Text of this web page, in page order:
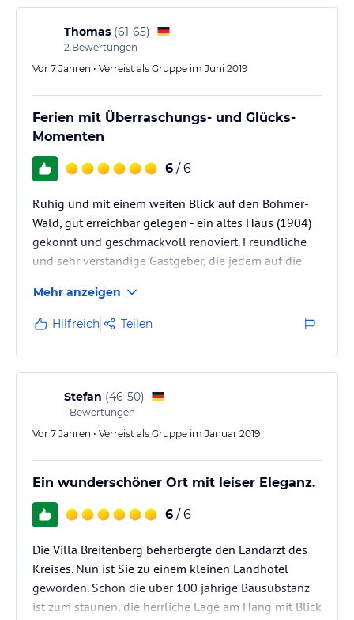
Der weitläufige Garten mit seinen zahlreichen
Sitzplätzen und dem atemberaubenden Weitblick auf
die Ausläufer des…
Thomas (61-65)
2 Bewertungen
Vor 7 Jahren • Verreist als Gruppe im Juni 2019
Ferien mit Überraschungs- und Glücks-
Momenten
6 / 6
Ruhig und mit einem weiten Blick auf den Böhmer-
Wald, gut erreichbar gelegen - ein altes Haus (1904)
gekonnt und geschmackvoll renoviert. Freundliche
und sehr verständige Gastgeber, die jedem auf die
vermitteln
Mehr anzeigen
Hilfreich Teilen
Stefan (46-50)
1 Bewertungen
Vor 7 Jahren • Verreist als Gruppe im Januar 2019
Ein wunderschöner Ort mit leiser Eleganz.
6 / 6
Die Villa Breitenberg beherbergte den Landarzt des
Kreises. Nun ist Sie zu einem kleinen Landhotel
geworden. Schon die über 100 jährige Bausubstanz
ist zum staunen, die herrliche Lage am Hang mit Blick